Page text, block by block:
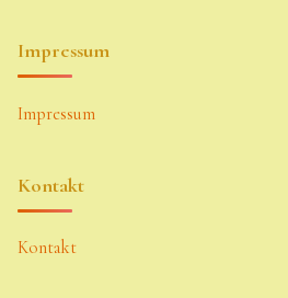
Impressum
Impressum
Kontakt
Kontakt